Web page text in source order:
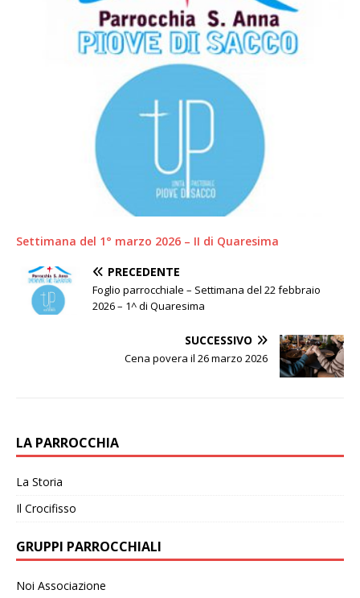
Settimana del 1° marzo 2026 – II di Quaresima
PRECEDENTE
Foglio parrocchiale – Settimana del 22 febbraio
2026 – 1^ di Quaresima
SUCCESSIVO
Cena povera il 26 marzo 2026
LA PARROCCHIA
La Storia
Il Crocifisso
GRUPPI PARROCCHIALI
Noi Associazione